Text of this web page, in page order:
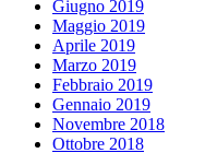
Giugno 2019
Maggio 2019
Aprile 2019
Marzo 2019
Febbraio 2019
Gennaio 2019
Novembre 2018
Ottobre 2018